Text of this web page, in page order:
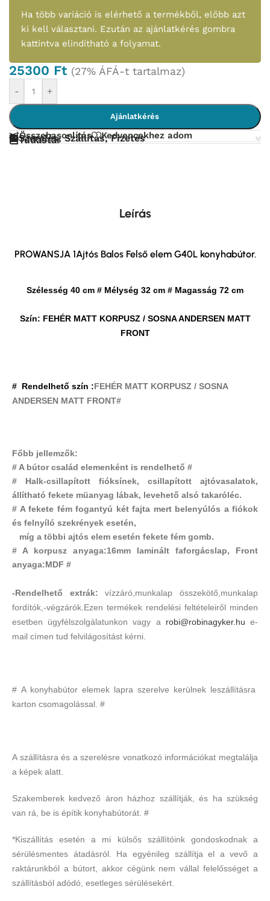
Ha több variáció is elérhető a termékből, előbb azt
ki kell választani. Ezután az ajánlatkérés gombra
kattintva elindítható a folyamat.
25300 Ft (27% ÁFÁ-t tartalmaz)
- +
Ajánlatkérés
Összehasonlítás Kedvencekhez adom
Szerelés, Szállítás, Fizetés
Tudástár
Leírás
PROWANSJA 1Ajtós Balos Felső elem G40L konyhabútor.
Szélesség 40 cm # Mélység 32 cm # Magasság 72 cm
Szín: FEHÉR MATT KORPUSZ / SOSNA ANDERSEN MATT
FRONT
# Rendelhető szín :FEHÉR MATT KORPUSZ / SOSNA
ANDERSEN MATT FRONT#
Főbb jellemzők:
# A bútor család elemenként is rendelhető #
# Halk-csillapított fióksínek, csillapított ajtóvasalatok,
állítható fekete müanyag lábak, levehető alsó takaróléc.
# A fekete fém fogantyú két fajta mert belenyúlós a fiókok
és felnyíló szekrények esetén,
míg a többi ajtós elem esetén fekete fém gomb.
# A korpusz anyaga:16mm laminált faforgácslap, Front
anyaga:MDF #
-Rendelhető extrák:vízzáró,munkalap összekötő,munkalap
fordítók,-végzárók.Ezen termékek rendelési feltételeiről minden
esetben ügyfélszolgálatunkon vagy a robi@robinagyker.hu e-
mail címen tud felvilágosítást kérni.
# A konyhabútor elemek lapra szerelve kerülnek leszállításra
karton csomagolással. #
A szállításra és a szerelésre vonatkozó információkat megtalálja
a képek alatt.
Szakemberek kedvező áron házhoz szállítják, és ha szükség
van rá, be is építik konyhabútorát. #
*Kiszállítás esetén a mi külsős szállítóink gondoskodnak a
sérülésmentes átadásról. Ha egyénileg szállítja el a vevő a
raktárunkból a bútort, akkor cégünk nem vállal felelősséget a
szállításból adódó, esetleges sérülésekért.